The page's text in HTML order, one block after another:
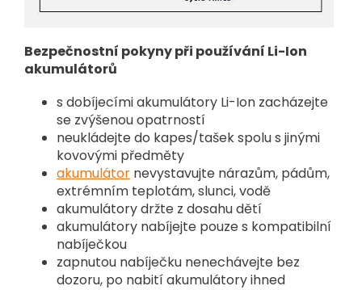
Bezpečnostní pokyny při používání Li-Ion
akumulátorů
s dobíjecími akumulátory Li-Ion zacházejte
se zvýšenou opatrností
neukládejte do kapes/tašek spolu s jinými
kovovými předměty
akumulátor nevystavujte nárazům, pádům,
extrémním teplotám, slunci, vodě
akumulátory držte z dosahu dětí
akumulátory nabíjejte pouze s kompatibilní
nabíječkou
zapnutou nabíječku nenechávejte bez
dozoru, po nabití akumulátory ihned